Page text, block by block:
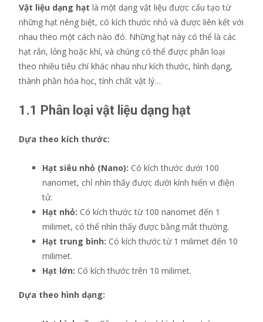
Vật liệu dạng hạt là một dạng vật liệu được cấu tạo từ
những hạt riêng biệt, có kích thước nhỏ và được liên kết với
nhau theo một cách nào đó. Những hạt này có thể là các
hạt rắn, lỏng hoặc khí, và chúng có thể được phân loại
theo nhiều tiêu chí khác nhau như kích thước, hình dạng,
thành phần hóa học, tính chất vật lý…
1.1 Phân loại vật liệu dạng hạt
Dựa theo kích thước:
Hạt siêu nhỏ (Nano): Có kích thước dưới 100
nanomet, chỉ nhìn thấy được dưới kính hiển vi điện
tử.
Hạt nhỏ: Có kích thước từ 100 nanomet đến 1
milimet, có thể nhìn thấy được bằng mắt thường.
Hạt trung bình: Có kích thước từ 1 milimet đến 10
milimet.
Hạt lớn: Có kích thước trên 10 milimet.
Dựa theo hình dạng: